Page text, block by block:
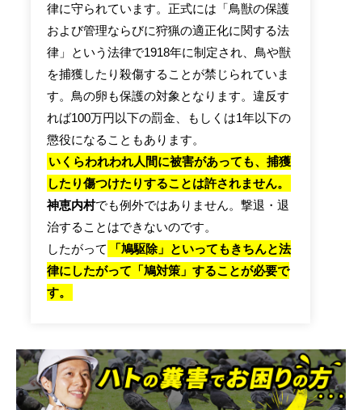
律に守られています。正式には「鳥獣の保護
および管理ならびに狩猟の適正化に関する法
律」という法律で1918年に制定され、鳥や獣
を捕獲したり殺傷することが禁じられていま
す。鳥の卵も保護の対象となります。違反す
れば100万円以下の罰金、もしくは1年以下の
懲役になることもあります。
いくらわれわれ人間に被害があっても、捕獲
したり傷つけたりすることは許されません。
神恵内村でも例外ではありません。撃退・退
治することはできないのです。
したがって
「鳩駆除」といってもきちんと法
律にしたがって「鳩対策」することが必要で
す。